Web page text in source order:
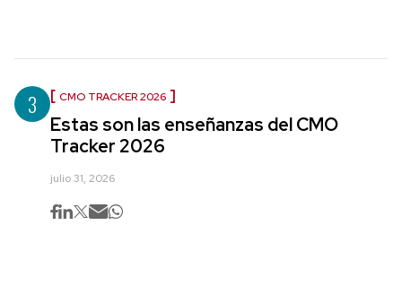
3 CMO TRACKER 2026
Estas son las enseñanzas del CMO
Tracker 2026
julio 31, 2026